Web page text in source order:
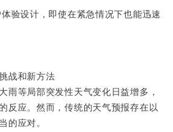
验设计，即使在紧急情况下也能迅速
战和新方法
雨等局部突发性天气变化日益增多，
反应。然而，传统的天气预报存在以
的应对。